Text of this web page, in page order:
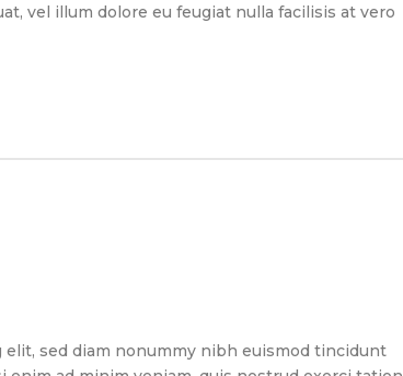
vel illum dolore eu feugiat nulla facilisis at vero
sed diam nonummy nibh euismod tincidunt